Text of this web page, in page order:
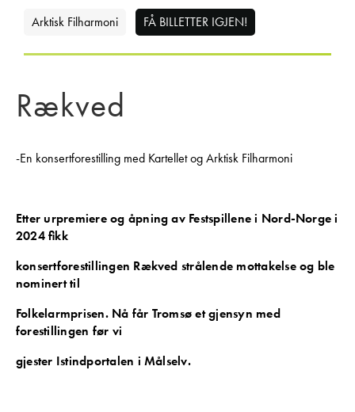
Arktisk Filharmoni FÅ BILLETTER IGJEN!
Rækved
-En konsertforestilling med Kartellet og Arktisk Filharmoni
Etter urpremiere og åpning av Festspillene i Nord-Norge i
2024 fikk
konsertforestillingen Rækved strålende mottakelse og ble
nominert til
Folkelarmprisen. Nå får Tromsø et gjensyn med
forestillingen før vi
gjester Istindportalen i Målselv.